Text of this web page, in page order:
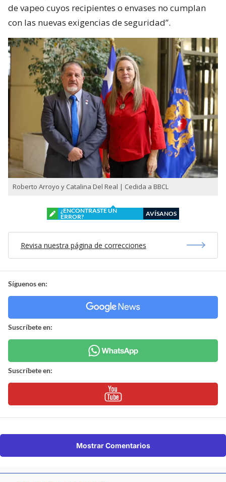
de vapeo cuyos recipientes o envases no cumplan
con las nuevas exigencias de seguridad”.
Roberto Arroyo y Catalina Del Real | Cedida a BBCL
¿ENCONTRASTE UN
ERROR?
AVÍSANOS
Revisa nuestra página de correcciones
Síguenos en:
Suscríbete en:
Suscríbete en:
Mostrar Comentarios